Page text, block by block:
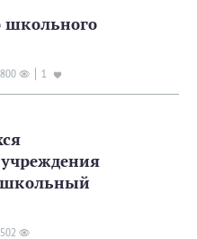
школьного
1
школьный